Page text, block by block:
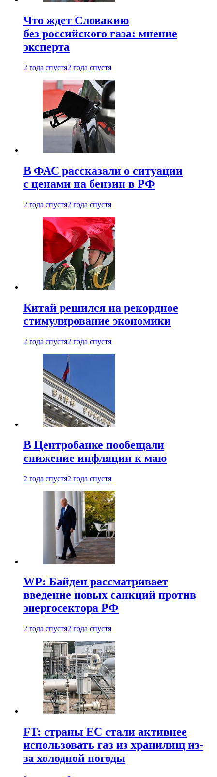
Что ждет Словакию
без российского газа: мнение
эксперта
2 года спустя2 года спустя
В ФАС рассказали о ситуации
с ценами на бензин в РФ
2 года спустя2 года спустя
Китай решился на рекордное
стимулирование экономики
2 года спустя2 года спустя
В Центробанке пообещали
снижение инфляции к маю
2 года спустя2 года спустя
WP: Байден рассматривает
введение новых санкций против
энергосектора РФ
2 года спустя2 года спустя
FT: страны ЕС стали активнее
использовать газ из хранилищ из-
за холодной погоды